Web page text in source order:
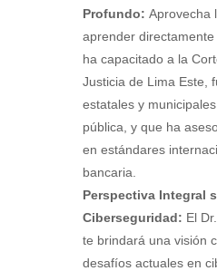
Profundo: Aprovecha
aprender
ha capacitado a la
Justicia de Lima Este,
estatales y
pública, y que ha
en estándares
bancaria.
Perspectiva Integral
Ciberseguridad: El
te brindará una visión
desafíos actuales en